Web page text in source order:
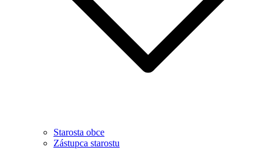
Starosta obce
Zástupca starostu